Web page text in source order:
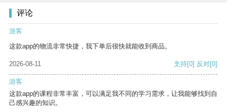
评论
游客
这款app的物流非常快捷，我下单后很快就能收到商品。
2026-08-11 支持[0] 反对[0]
游客
这款app的课程非常丰富，可以满足我不同的学习需求，让我能够找到自
己感兴趣的知识。